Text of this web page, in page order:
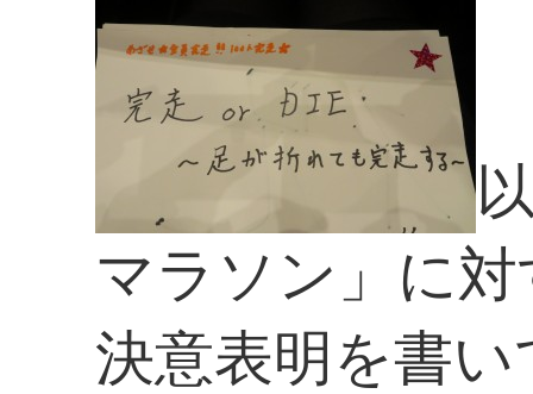
マラソン」に
決意表明を書